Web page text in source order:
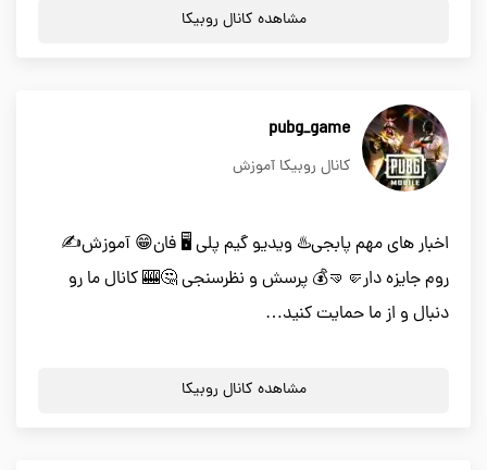
مشاهده کانال روبیکا
pubg_game
کانال روبیکا آموزش
اخبار های مهم پابجی♨️ ویدیو گیم پلی 🖥️ فان😁 آموزش✍️
روم جایزه دار🤛🤜💰 پرسش و نظرسنجی 🤔🎰 کانال ما رو
دنبال و از ما حمایت کنید…
مشاهده کانال روبیکا